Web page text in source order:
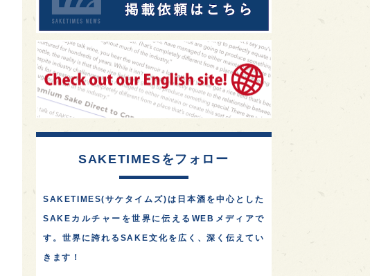
SAKETIMESをフォロー
SAKETIMES(サケタイムズ)は日本酒を中心とした
SAKEカルチャーを世界に伝えるWEBメディアで
す。世界に誇れるSAKE文化を広く、深く伝えてい
きます！